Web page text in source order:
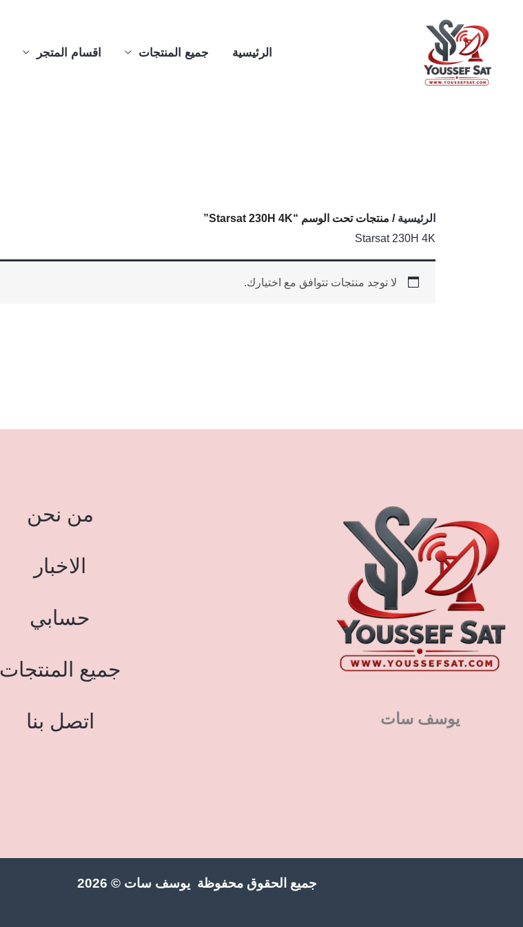
الرئيسية جميع المنتجات اقسام المتجر
الرئيسية / منتجات تحت الوسم “Starsat 230H 4K”
Starsat 230H 4K
لا توجد منتجات تتوافق مع اختيارك.
يوسف سات
من نحن
الاخبار
حسابي
جميع المنتجات
اتصل بنا
جميع الحقوق محفوظة يوسف سات © 2026